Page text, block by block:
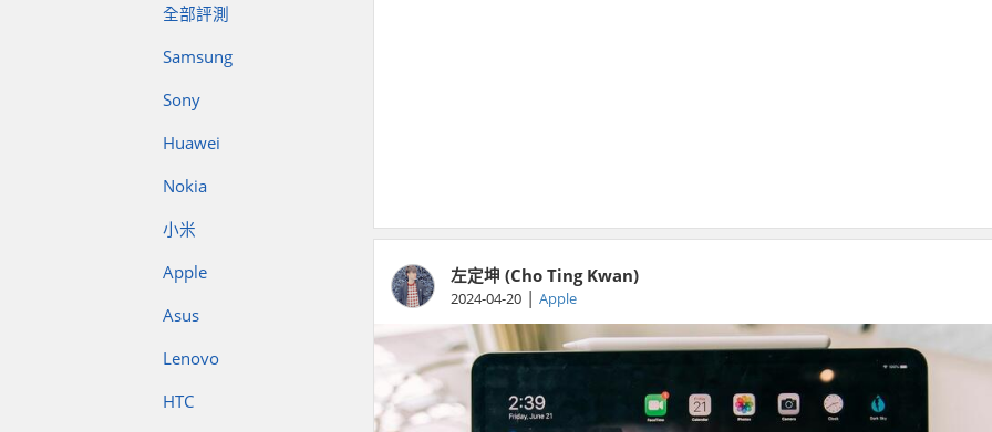
全部評測
Samsung
Sony
Huawei
Nokia
小米
Apple
Asus
Lenovo
HTC
左定坤 (Cho Ting Kwan)
2024-04-20 | Apple